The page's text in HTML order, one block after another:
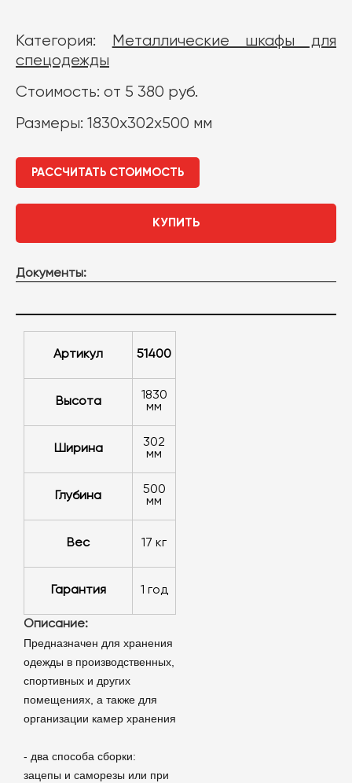
Категория:
Металлические шкафы для
спецодежды
Стоимость: от 5 380 руб.
Размеры: 1830x302x500 мм
РАССЧИТАТЬ СТОИМОСТЬ
КУПИТЬ
Документы:
Артикул 51400
Высота
1830
мм
Ширина
302
мм
Глубина
500
мм
Вес 17 кг
Гарантия 1 год
Описание:
Предназначен для хранения
одежды в производственных,
спортивных и других
помещениях, а также для
организации камер хранения
- два способа сборки:
зацепы и саморезы или при